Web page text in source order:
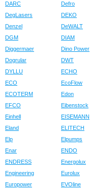
DARC
Defro
DegLasers
DEKO
Denzel
DeWALT
DGM
DIAM
Diggermaer
Dino Power
Dogrular
DWT
DYLLU
ECHO
ECO
EcoFlow
ECOTERM
Edon
EFCO
Eibenstock
Einhell
EISEMANN
Eland
ELITECH
Elp
Elpumps
Enar
ENDO
ENDRESS
Energolux
Engineering
Eurolux
Europower
EVOline